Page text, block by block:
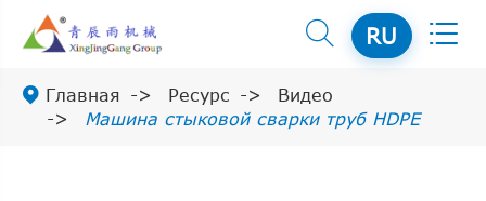
 RU 
 Главная Ресурс
Видео
Машина стыковой сварки труб HDPE